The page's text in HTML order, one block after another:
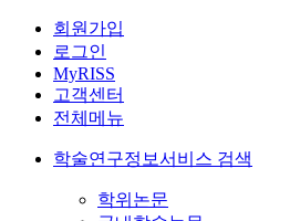
회원가입
로그인
MyRISS
고객센터
전체메뉴
학술연구정보서비스 검색
학위논문